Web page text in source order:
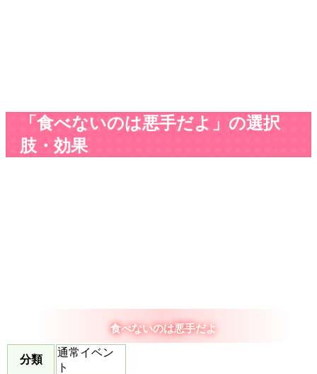
「食べないのは悪手だよ」の選択
肢・効果
食べないのは悪手だよ
分類
通常イベン
ト